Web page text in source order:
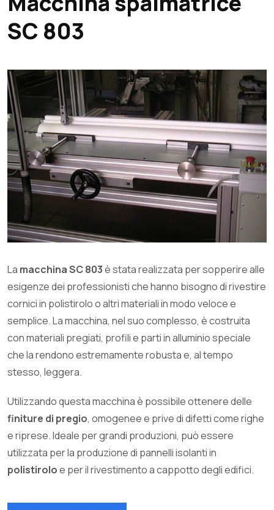
SC 803
La macchina SC 803è stata realizzata per sopperire alle
esigenze dei professionisti che hanno bisogno di rivestire
cornici in polistirolo o altri materiali in modo veloce e
semplice. La macchina, nel suo complesso, è costruita
con materiali pregiati, profili e parti in alluminio speciale
che la rendono estremamente robusta e, al tempo
stesso, leggera.
Utilizzando questa macchina è possibile ottenere delle
finiture di pregio, omogenee e prive di difetti come righe
e riprese. Ideale per grandi produzioni, può essere
utilizzata per la produzione di pannelli isolanti in
polistiroloe per il rivestimento a cappotto degli edifici.